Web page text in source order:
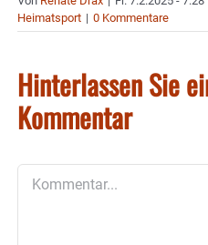
Heimatsport | 0 Kommentare
Hinterlassen Sie
Kommentar